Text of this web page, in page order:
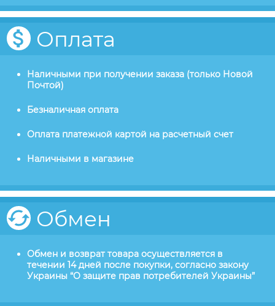
Оплата
Наличными при получении заказа (только Новой
Почтой)
Безналичная оплата
Оплата платежной картой на расчетный счет
Наличными в магазине
Обмен
Обмен и возврат товара осуществляется в
течении 14 дней после покупки, согласно закону
Украины “О защите прав потребителей Украины”